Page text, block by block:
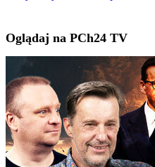
Oglądaj na PCh24 TV